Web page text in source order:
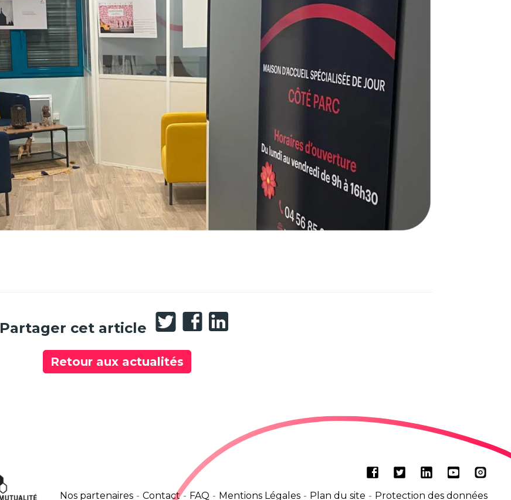
Partager cet article
Partager
Twitter
PartagerPartager
Retour aux actualités
FacebookTwitterLinkedInYoutube
Nos partenaires
Contact FAQ Mentions Légales Plan du site Protection des données